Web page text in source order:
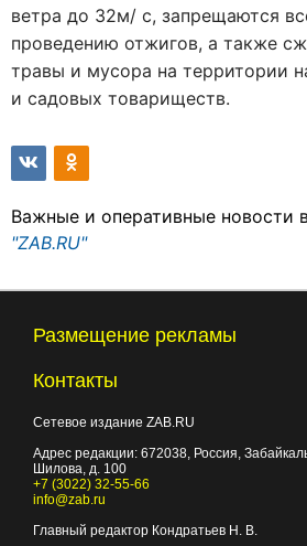
ветра до 32м/ с, запрещаются
проведению отжигов, а также
травы и мусора на территории
и садовых товариществ.
Важные и оперативные новости
"ZAB.RU"
Размещение рекламы
Контакты
Сетевое издание ZAB.RU
Адрес редакции: 672038 , Россия,
Шилова, д. 100
+7 (3022) 32-55-66
info@zab.ru
Главный редактор Кондратьев Н. В.